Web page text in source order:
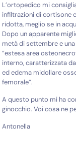
L’ortopedico mi
infiltrazioni di cortisone
ridotta, meglio se in
Dopo un apparente
metà di settembre e
“estesa area
interno, caratterizzata
ed edema midollare
femorale”.
A questo punto mi ha
ginocchio. Voi cosa ne
Antonella